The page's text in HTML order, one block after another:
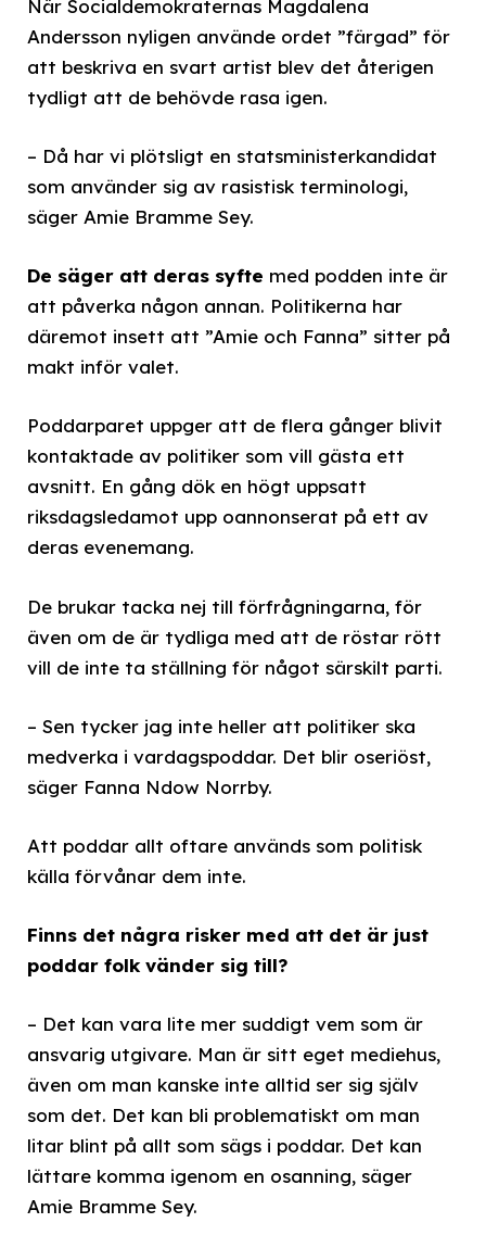
När Socialdemokraternas Magdalena
Andersson nyligen använde ordet ”färgad” för
att beskriva en svart artist blev det återigen
tydligt att de behövde rasa igen.
– Då har vi plötsligt en statsministerkandidat
som använder sig av rasistisk terminologi,
säger Amie Bramme Sey.
De säger att deras syfte med podden inte är
att påverka någon annan. Politikerna har
däremot insett att ”Amie och Fanna” sitter på
makt inför valet.
Poddarparet uppger att de flera gånger blivit
kontaktade av politiker som vill gästa ett
avsnitt. En gång dök en högt uppsatt
riksdagsledamot upp oannonserat på ett av
deras evenemang.
De brukar tacka nej till förfrågningarna, för
även om de är tydliga med att de röstar rött
vill de inte ta ställning för något särskilt parti.
– Sen tycker jag inte heller att politiker ska
medverka i vardagspoddar. Det blir oseriöst,
säger Fanna Ndow Norrby.
Att poddar allt oftare används som politisk
källa förvånar dem inte.
Finns det några risker med att det är just
poddar folk vänder sig till?
– Det kan vara lite mer suddigt vem som är
ansvarig utgivare. Man är sitt eget mediehus,
även om man kanske inte alltid ser sig själv
som det. Det kan bli problematiskt om man
litar blint på allt som sägs i poddar. Det kan
lättare komma igenom en osanning, säger
Amie Bramme Sey.